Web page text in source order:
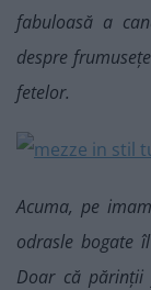
fabuloasă a
despre
fetelor.
Acuma, pe
odrasle bogate
Doar că părinții